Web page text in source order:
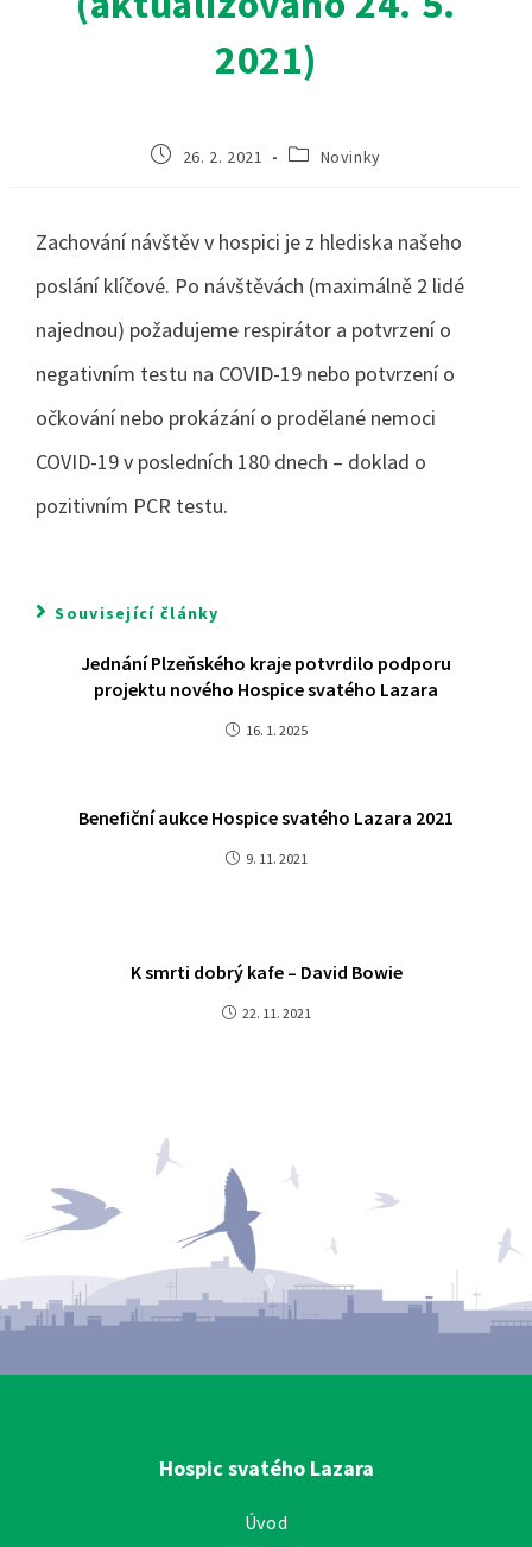
2021)
26. 2. 2021 Novinky
Zachování návštěv v hospici je z hlediska našeho
poslání klíčové. Po návštěvách (maximálně 2 lidé
najednou) požadujeme respirátor a potvrzení o
negativním testu na COVID-19 nebo potvrzení o
očkování nebo prokázání o prodělané nemoci
COVID-19 v posledních 180 dnech – doklad o
pozitivním PCR testu.
Související články
Jednání Plzeňského kraje potvrdilo podporu
projektu nového Hospice svatého Lazara
16. 1. 2025
Benefiční aukce Hospice svatého Lazara 2021
9. 11. 2021
K smrti dobrý kafe – David Bowie
22. 11. 2021
Hospic svatého Lazara
Úvod